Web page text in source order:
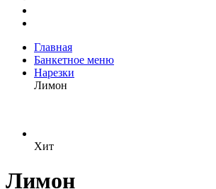
Главная
Банкетное меню
Нарезки
Лимон
Хит
Лимон